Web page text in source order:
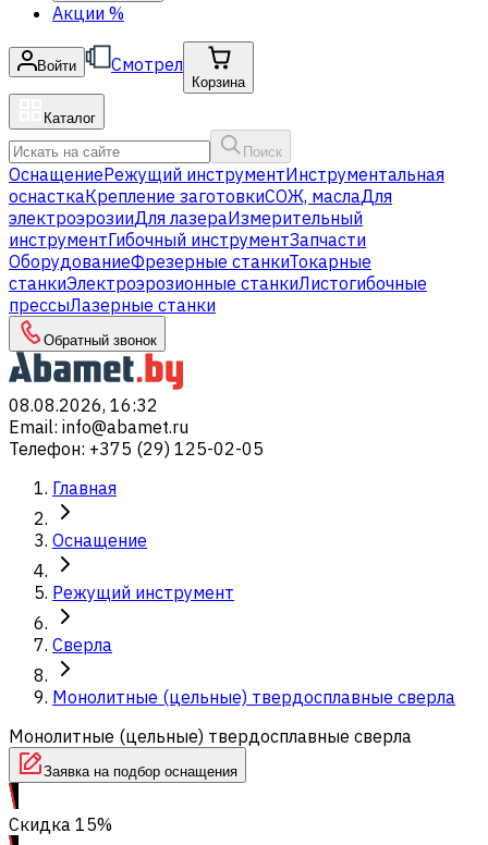
Акции %
Войти Смотрел
Корзина
Каталог
Поиск
ОснащениеРежущий инструментИнструментальная
оснасткаКрепление заготовкиСОЖ, маслаДля
электроэрозииДля лазераИзмерительный
инструментГибочный инструментЗапчасти
ОборудованиеФрезерные станкиТокарные
станкиЭлектроэрозионные станкиЛистогибочные
прессыЛазерные станки
Обратный звонок
08.08.2026, 16:32
Email: info@abamet.ru
Телефон: +375 (29) 125-02-05
Главная
Оснащение
Режущий инструмент
Сверла
Монолитные (цельные) твердосплавные сверла
Монолитные (цельные) твердосплавные сверла
Заявка на подбор оснащения
Скидка 15%